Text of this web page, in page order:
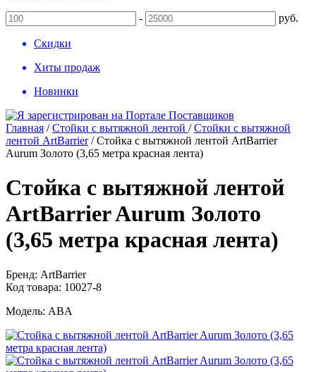
- руб.
Скидки
Хиты продаж
Новинки
Главная /Стойки с вытяжной лентой /Стойки с вытяжной
лентой ArtBarrier/Стойка с вытяжной лентой ArtBarrier
Aurum Золото (3,65 метра красная лента)
Стойка с вытяжной лентой
ArtBarrier Aurum Золото
(3,65 метра красная лента)
Бренд: ArtBarrier
Код товара: 10027-8
Модель: ABA